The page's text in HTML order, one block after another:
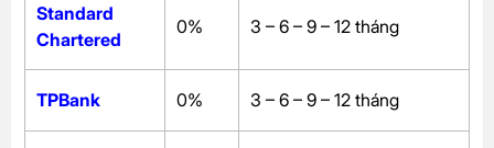
Standard
Chartered
0% 3 – 6 – 9 – 12 tháng
TPBank 0% 3 – 6 – 9 – 12 tháng